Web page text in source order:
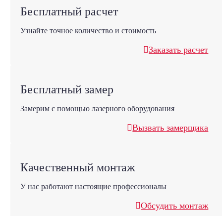
Бесплатный расчет
Узнайте точное количество и стоимость
Заказать расчет
Бесплатный замер
Замерим с помощью лазерного оборудования
Вызвать замерщика
Качественный монтаж
У нас работают настоящие профессионалы
Обсудить монтаж